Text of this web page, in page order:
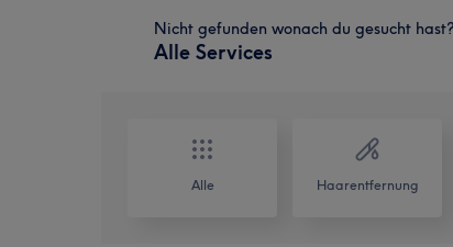
Nicht gefunden wonach du gesucht hast?
Alle Services
Alle Haarentfernung